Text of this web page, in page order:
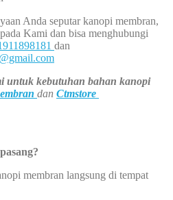
Anda seputar kanopi membran,
Kami dan bisa menghubungi
dan
untuk kebutuhan bahan kanopi
dan Ctmstore
membran langsung di tempat